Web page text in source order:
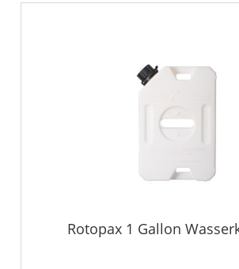
Rotopax 1 Gallon